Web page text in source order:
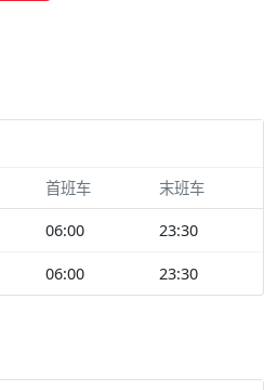
首班车 末班车
06:00 23:30
06:00 23:30